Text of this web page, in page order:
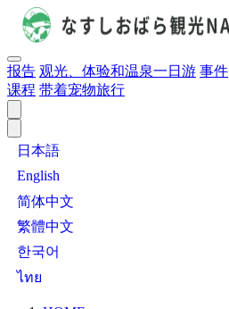
报告 观光、体验和温泉一日游 事件
课程 带着宠物旅行
日本語
English
简体中文
繁體中文
한국어
ไทย